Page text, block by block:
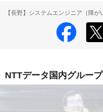
【長野】システムエンジニア（障
NTTデータ国内グルー